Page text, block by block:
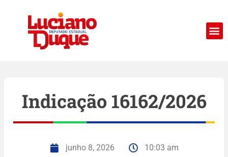
Indicação 16162/2026
junho 8, 2026 10:03 am